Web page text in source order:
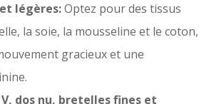
légères:Optez pour des tissus
la soie, la mousseline et le coton,
gracieux et une
dos nu, bretelles fines et